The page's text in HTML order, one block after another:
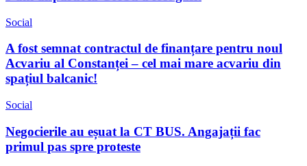
Social
A fost semnat contractul de finanțare pentru noul
Acvariu al Constanței – cel mai mare acvariu din
spațiul balcanic!
Social
Negocierile au eșuat la CT BUS. Angajații fac
primul pas spre proteste